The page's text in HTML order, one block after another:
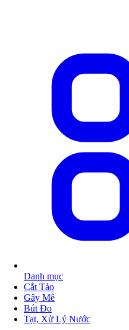
Danh mục
Cắt Tảo
Gây Mê
Bút Đo
Tạt, Xử Lý Nước